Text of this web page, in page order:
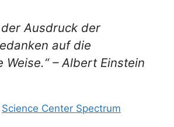
Ausdruck der
auf die
Weise.“ – Albert Einstein
Science Center Spectrum